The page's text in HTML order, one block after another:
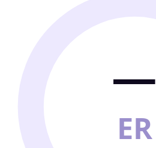
—
ER